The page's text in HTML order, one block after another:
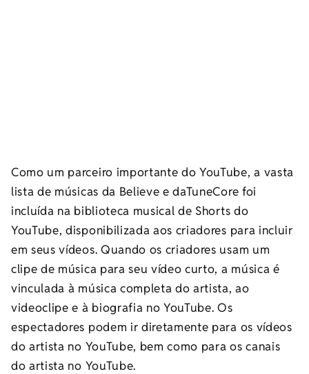
Como um parceiro importante do YouTube, a vasta
lista de músicas da Believe e daTuneCore foi
incluída na biblioteca musical de Shorts do
YouTube, disponibilizada aos criadores para incluir
em seus vídeos. Quando os criadores usam um
clipe de música para seu vídeo curto, a música é
vinculada à música completa do artista, ao
videoclipe e à biografia no YouTube. Os
espectadores podem ir diretamente para os vídeos
do artista no YouTube, bem como para os canais
do artista no YouTube.